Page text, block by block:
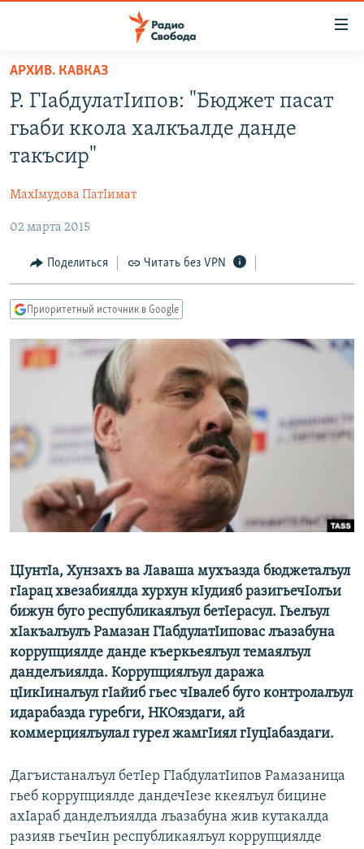
упрощенного
доступа
Вернуться
основному
Вернутся
навигации
Вернутся
поиску
ПРОГРАММЫ
ПОДКАСТЫ
АВТОРСКИЕ ПРОЕКТЫ
МНЕНИЯ
КУЛЬТУРА
IDEL.РЕАЛИИ
СЕВЕР.РЕАЛИИ
СИБИРЬ.РЕАЛИИ
РАСПИСАНИЕ ВЕЩАНИЯ
ПОДПИШИТЕСЬ НА РАССЫЛКУ
СОЦИАЛЬНЫЕ СЕТИ
Все сайты РСЕ/РС
АРХИВ. КАВКАЗ
Р. ГIабдулатIипов: "Бюджет пасат
гьаби ккола халкъалде данде
такъсир"
МахIмудова ПатIимат
02 марта 2015
Поделиться Читать без VPN
Приоритетный источник в Google
ЦIунтIа, Хунзахъ ва Лаваша мухъазда бюджеталъул
гIарац хвезабиялда хурхун кIудияб разигьечIолъи
бижун буго республикаялъул бетIерасул. Гьелъул
хIакъалъулъ Рамазан ГIабдулатIиповас лъазабуна
коррупциялде данде къеркьеялъул темаялъул
данделъиялда. Коррупциялъул даража
цIикIиналъул гIайиб гьес чIвалеб буго контролалъул
идарабазда гуребги, НКОяздаги, ай
коммерциялъулал гурел жамгIиял гIуцIабаздаги.
Дагъистаналъул бетIер ГIабдулатIипов Рамазаница
гьеб коррупциялде дандечIезе ккеялъул бицине
ахIараб данделъиялда лъазабуна жив кутакалда
разияв гьечIин республикаялъул коррупциялде